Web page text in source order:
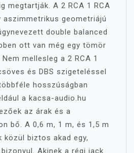
megtartják. A 2 RCA 1 RCA
aszimmetrikus geometriájú
double balanced
ott van még egy tömör
mellesleg a 2 RCA 1
és DBS szigeteléssel
hosszúságban
a kacsa-audio.hu
az árak és a
bő. A 0,6 m, 1 m, és 1,5 m
közül biztos akad egy,
Akinek a régi jack